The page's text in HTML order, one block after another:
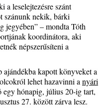
a leselejtezésre szánt
szánunk nekik, bárki
jegyében” – mondta Tóth
koordinátora, aki
népszerűsíteni a
kapott könyveket a
lehet hazavinni a nyári
egy hónapig, július 20-ig tart,
27. között zárva lesz.